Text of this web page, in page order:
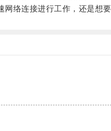
连接进行工作，还是想要